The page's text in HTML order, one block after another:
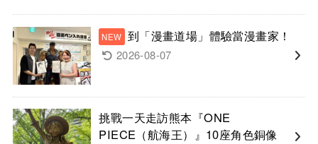
到「漫畫道場」體驗當漫畫家！
2026-08-07
挑戰一天走訪熊本『ONE
PIECE（航海王）』10座角色銅像